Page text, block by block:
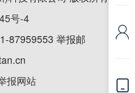
号-4
87959553 举报邮
报网站

